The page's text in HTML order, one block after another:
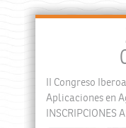
II Congreso
Aplicaciones en
INSCRIPCIONES